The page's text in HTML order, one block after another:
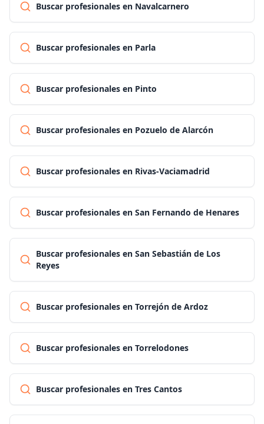
Buscar profesionales en Navalcarnero
Buscar profesionales en Parla
Buscar profesionales en Pinto
Buscar profesionales en Pozuelo de Alarcón
Buscar profesionales en Rivas-Vaciamadrid
Buscar profesionales en San Fernando de Henares
Buscar profesionales en San Sebastián de Los
Reyes
Buscar profesionales en Torrejón de Ardoz
Buscar profesionales en Torrelodones
Buscar profesionales en Tres Cantos